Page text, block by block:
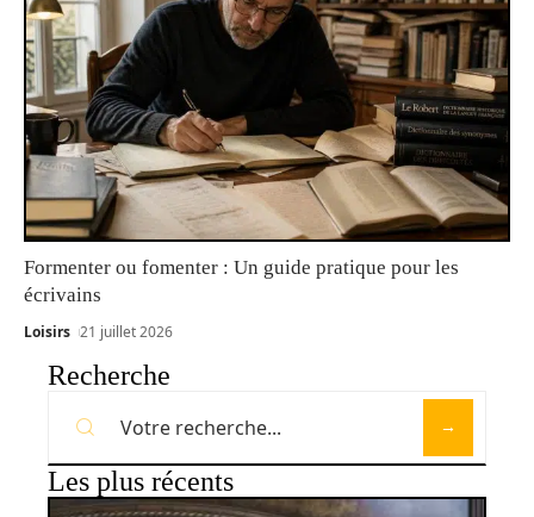
Formenter ou fomenter : Un guide pratique pour les
écrivains
Loisirs 21 juillet 2026
Recherche
Les plus récents